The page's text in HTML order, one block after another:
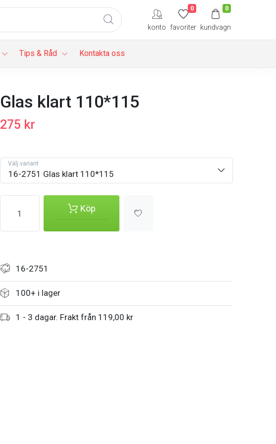
konto
0
favoriter
0
kundvagn
Tips & Råd Kontakta oss
Glas klart 110*115
275 kr
16-2751 Glas klart 110*115
Välj variant
Köp
16-2751
100+ i lager
1 - 3 dagar. Frakt från 119,00 kr